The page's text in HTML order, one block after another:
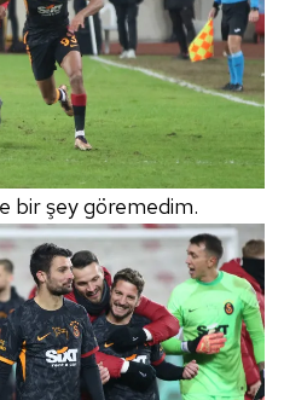
bir şey göremedim.